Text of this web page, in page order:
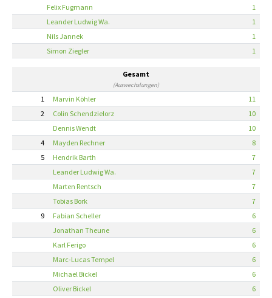
Felix Fugmann
1
Leander Ludwig Wa.
1
Nils Jannek
1
Simon Ziegler
1
Gesamt
(Auswechslungen)
1 Marvin Köhler
11
2
Colin Schendzielorz
10
Dennis Wendt
10
4
Mayden Rechner
8
5
Hendrik Barth
7
Leander Ludwig Wa.
7
Marten Rentsch
7
Tobias Bork
7
9
Fabian Scheller
6
Jonathan Theune
6
Karl Ferigo
6
Marc-Lucas Tempel
6
Michael Bickel
6
Oliver Bickel
6